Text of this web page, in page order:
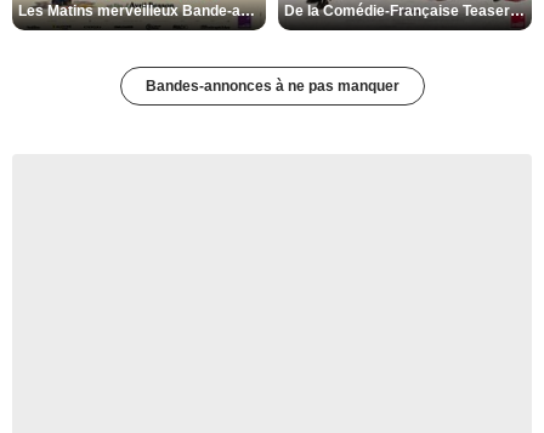
Les Matins merveilleux Bande-annonce VF De la Comédie-Française Teaser VF
Bandes-annonces à ne pas manquer